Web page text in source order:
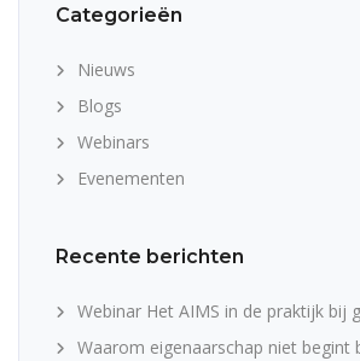
Categorieën
Nieuws
Blogs
Webinars
Evenementen
Recente berichten
Webinar Het AIMS in de praktijk bij
Waarom eigenaarschap niet begint